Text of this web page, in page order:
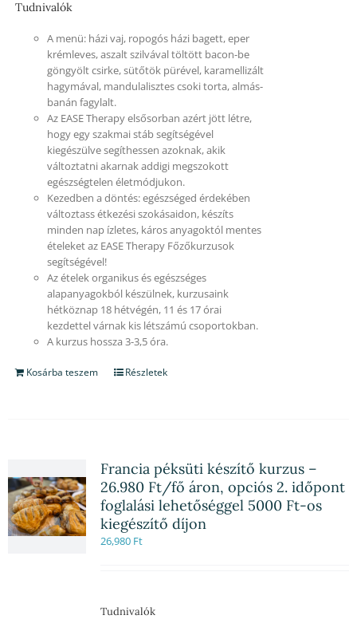
Tudnivalók
A menü: házi vaj, ropogós házi bagett, eper
krémleves, aszalt szilvával töltött bacon-be
göngyölt csirke, sütőtök pürével, karamellizált
hagymával, mandulalisztes csoki torta, almás-
banán fagylalt.
Az EASE Therapy elsősorban azért jött létre,
hogy egy szakmai stáb segítségével
kiegészülve segíthessen azoknak, akik
változtatni akarnak addigi megszokott
egészségtelen életmódjukon.
Kezedben a döntés: egészséged érdekében
változtass étkezési szokásaidon, készíts
minden nap ízletes, káros anyagoktól mentes
ételeket az EASE Therapy Főzőkurzusok
segítségével!
Az ételek organikus és egészséges
alapanyagokból készülnek, kurzusaink
hétköznap 18 hétvégén, 11 és 17 órai
kezdettel várnak kis létszámú csoportokban.
A kurzus hossza 3-3,5 óra.
Kosárba teszem Részletek
Francia péksüti készítő kurzus –
26.980 Ft/fő áron, opciós 2. időpont
foglalási lehetőséggel 5000 Ft-os
kiegészítő díjon
26,980 Ft
Tudnivalók